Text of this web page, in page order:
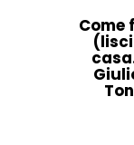
Come